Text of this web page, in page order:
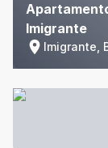
Imigrante
Imigrante,